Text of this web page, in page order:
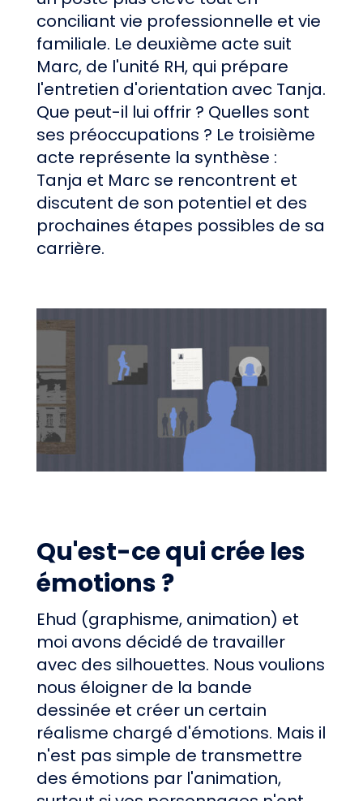
conciliant vie professionnelle et vie
familiale. Le deuxième acte suit
Marc, de l'unité RH, qui prépare
l'entretien d'orientation avec Tanja.
Que peut-il lui offrir ? Quelles sont
ses préoccupations ? Le troisième
acte représente la synthèse :
Tanja et Marc se rencontrent et
discutent de son potentiel et des
prochaines étapes possibles de sa
carrière.
Qu'est-ce qui crée les
émotions ?
Ehud (graphisme, animation) et
moi avons décidé de travailler
avec des silhouettes. Nous voulions
nous éloigner de la bande
dessinée et créer un certain
réalisme chargé d'émotions. Mais il
n'est pas simple de transmettre
des émotions par l'animation,